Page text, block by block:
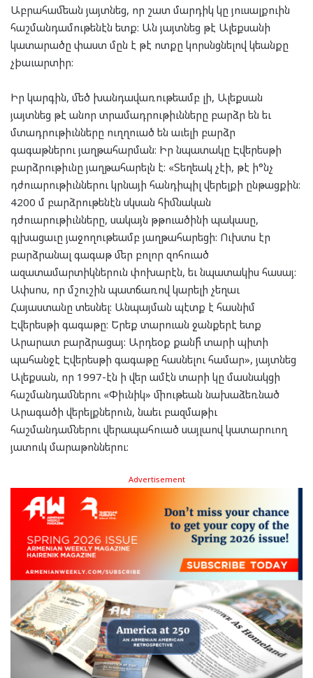
Աբրահամեան յայտնեց, որ շատ մարդիկ կը յուսալքուին
հաշմանդամութենէն ետք: Ան յայտնեց թէ Ալեքսանի
կատարածը փաստ մըն է թէ ոտքը կորսնցնելով կեանքը
չþաւարտիր:
Իր կարգին, մեծ խանդավառութեամբ լի, Ալեքսան
յայտնեց թէ անոր տրամադրութիւնները բարձր են եւ
մտադրութիւնները ուղղուած են աւելի բարձր
գագաթներու յաղթահարման: Իր նպատակը Էվերեսթի
բարձրութիւնը յաղթահարելն է: «Տեղեակ չէի, թէ ի°նչ
դժուարութիւններու կրնայի հանդիպիլ վերելքի ընթացքին:
4200 մ բարձրութենէն սկսան հիմնական
դժուարութիւնները, սակայն թթուածինի պակասը,
գլխացաւը յաջողութեամբ յաղթահարեցի: Ուխտս էր
բարձրանալ գագաթ մեր բոլոր զոհուած
ազատամարտիկներուն փոխարէն, եւ նպատակիս հասայ:
Ափսոս, որ մշուշին պատճառով կարելի չեղաւ
Հայաստանը տեսնել: Անպայման պէտք է հասնիմ
Էվերեսթի գագաթը: Երեք տարուան ջանքերէ ետք
Արարատ բարձրացայ: Արդեօք քանի՞ տարի պիտի
պահանջէ Էվերեսթի գագաթը հասնելու համար», յայտնեց
Ալեքսան, որ 1997-էն ի վեր ամէն տարի կը մասնակցի
հաշմանդամներու «Փիւնիկ» միութեան նախաձեռնած
Արագածի վերելքներուն, նաեւ բազմաթիւ
հաշմանդամներու վերապահուած սայլաով կատարուող
յատուկ մարաթոններու:
Advertisement